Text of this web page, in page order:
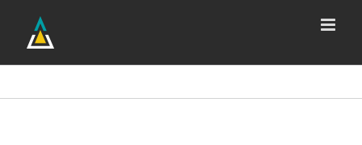
contenu